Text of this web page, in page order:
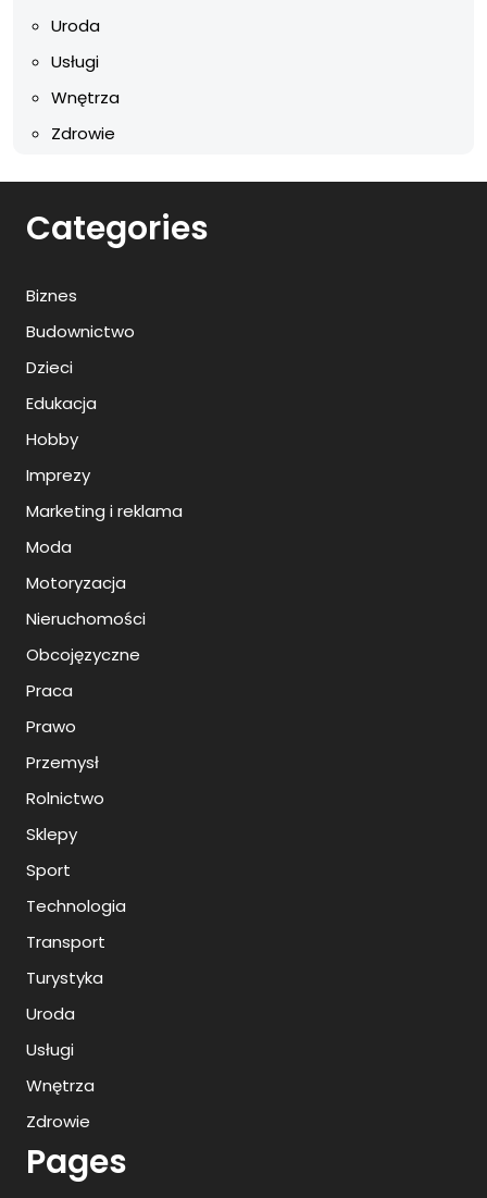
Uroda
Usługi
Wnętrza
Zdrowie
Categories
Biznes
Budownictwo
Dzieci
Edukacja
Hobby
Imprezy
Marketing i reklama
Moda
Motoryzacja
Nieruchomości
Obcojęzyczne
Praca
Prawo
Przemysł
Rolnictwo
Sklepy
Sport
Technologia
Transport
Turystyka
Uroda
Usługi
Wnętrza
Zdrowie
Pages